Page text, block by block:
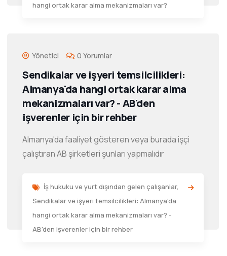
hangi ortak karar alma mekanizmaları var?
Yönetici 0 Yorumlar
Sendikalar ve işyeri temsilcilikleri:
Almanya'da hangi ortak karar alma
mekanizmaları var? - AB'den
işverenler için bir rehber
Almanya'da faaliyet gösteren veya burada işçi
çalıştıran AB şirketleri şunları yapmalıdır
İş hukuku ve yurt dışından gelen çalışanlar,
Sendikalar ve işyeri temsilcilikleri: Almanya'da
hangi ortak karar alma mekanizmaları var? -
AB'den işverenler için bir rehber